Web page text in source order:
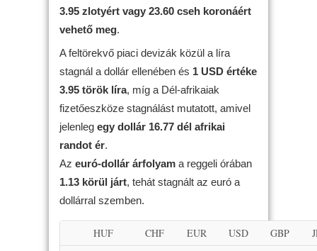
3.95 zlotyért vagy 23.60 cseh koronáért
vehető meg.
A feltörekvő piaci devizák közül a líra
stagnál a dollár ellenében és 1 USD értéke
3.95 török líra, míg a Dél-afrikaiak
fizetőeszköze stagnálást mutatott, amivel
jelenleg egy dollár 16.77 dél afrikai
randot ér.
Az euró-dollár árfolyam a reggeli órában
1.13 körül járt, tehát stagnált az euró a
dollárral szemben.
HUF CHF EUR USD GBP